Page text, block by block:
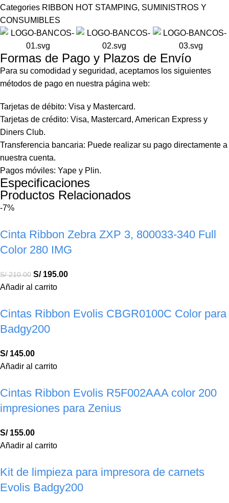
Categories RIBBON HOT STAMPING, SUMINISTROS Y
CONSUMIBLES
Formas de Pago y Plazos de Envío
Para su comodidad y seguridad, aceptamos los siguientes
métodos de pago en nuestra página web:
Tarjetas de débito: Visa y Mastercard.
Tarjetas de crédito: Visa, Mastercard, American Express y
Diners Club.
Transferencia bancaria: Puede realizar su pago directamente a
nuestra cuenta.
Pagos móviles: Yape y Plin.
Especificaciones
Productos Relacionados
-7%
Cinta Ribbon Zebra ZXP 3, 800033-340 Full
Color 280 IMG
S/210.00 S/195.00
Añadir al carrito
Cintas Ribbon Evolis CBGR0100C Color para
Badgy200
S/145.00
Añadir al carrito
Cintas Ribbon Evolis R5F002AAA color 200
impresiones para Zenius
S/155.00
Añadir al carrito
Kit de limpieza para impresora de carnets
Evolis Badgy200